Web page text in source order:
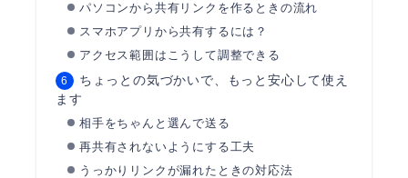
パソコンから共有リンクを作るときの流れ
スマホアプリから共有するには？
アクセス範囲はこうして調整できる
ちょっとの気づかいで、もっと安心して使え
ます
相手をちゃんと選んで送る
再共有されないようにする工夫
うっかりリンクが漏れたときの対応法